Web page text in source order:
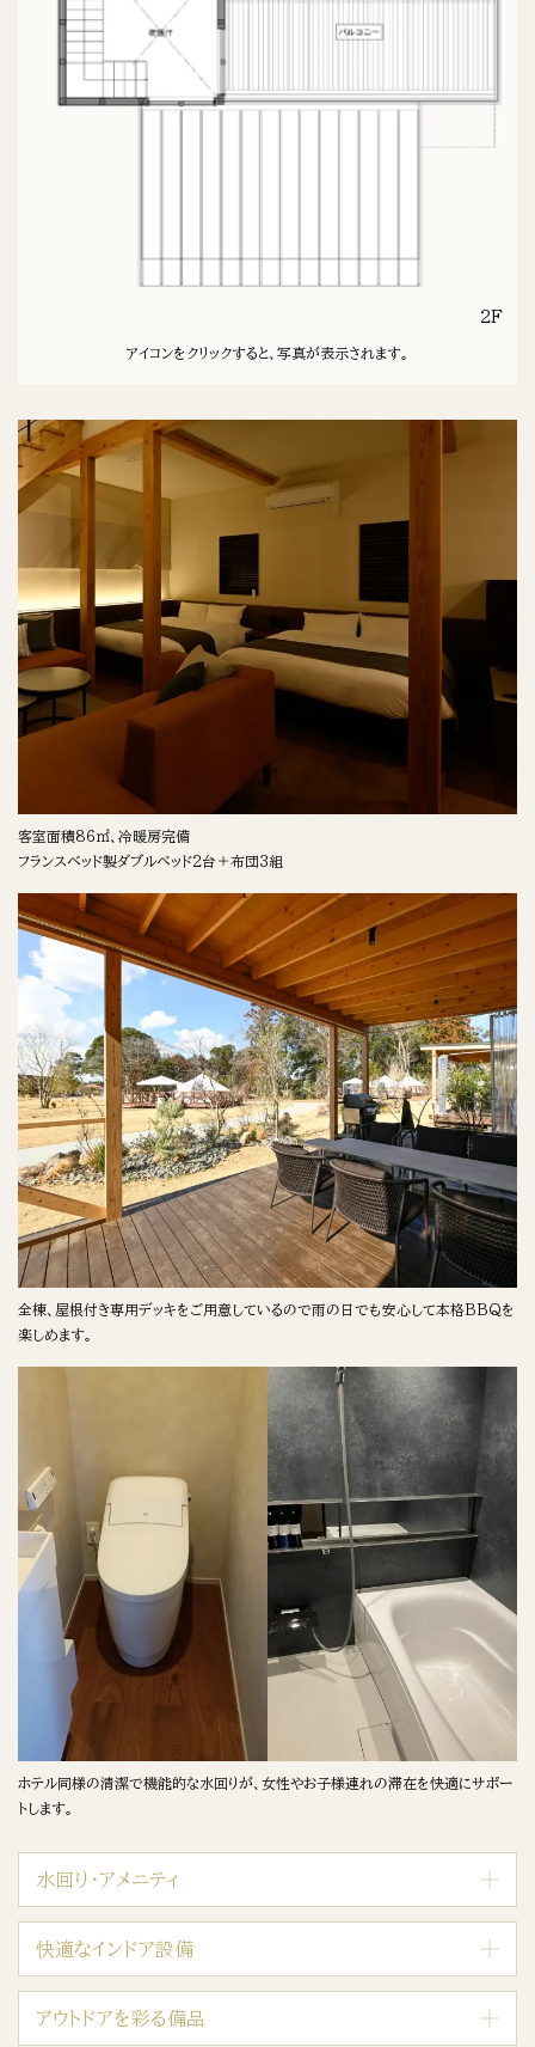
2F
アイコンをクリックすると、写真が表示されます。
客室面積86㎡、冷暖房完備
フランスベッド製ダブルベッド2台＋布団3組
全棟、屋根付き専用デッキをご用意しているので雨の日でも安心して本格BBQを
楽しめます。
ホテル同様の清潔で機能的な水回りが、女性やお子様連れの滞在を快適にサポー
トします。
水回り・アメニティ
快適なインドア設備
アウトドアを彩る備品